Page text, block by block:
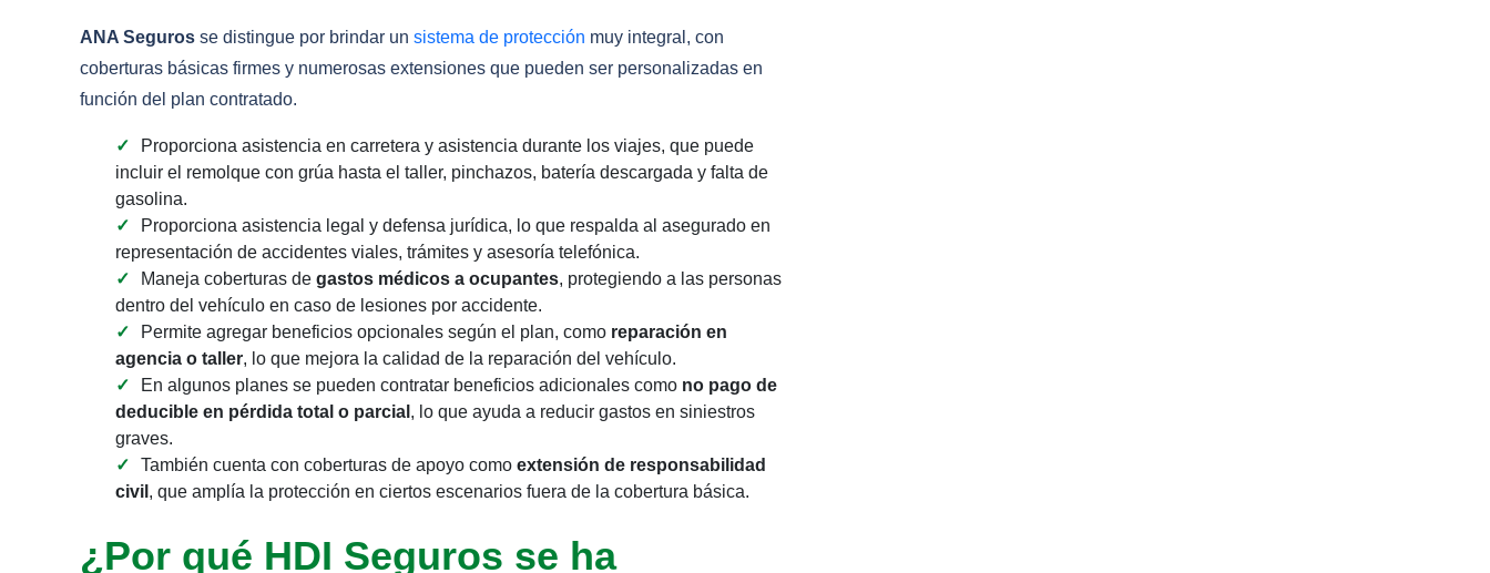
ANA Seguros se distingue por brindar un sistema de protección muy integral, con
coberturas básicas firmes y numerosas extensiones que pueden ser personalizadas en
función del plan contratado.
Proporciona asistencia en carretera y asistencia durante los viajes, que puede
incluir el remolque con grúa hasta el taller, pinchazos, batería descargada y falta de
gasolina.
Proporciona asistencia legal y defensa jurídica, lo que respalda al asegurado en
representación de accidentes viales, trámites y asesoría telefónica.
Maneja coberturas de gastos médicos a ocupantes, protegiendo a las personas
dentro del vehículo en caso de lesiones por accidente.
Permite agregar beneficios opcionales según el plan, como reparación en
agencia o taller, lo que mejora la calidad de la reparación del vehículo.
En algunos planes se pueden contratar beneficios adicionales como no pago de
deducible en pérdida total o parcial , lo que ayuda a reducir gastos en siniestros
graves.
También cuenta con coberturas de apoyo como extensión de responsabilidad
civil , que amplía la protección en ciertos escenarios fuera de la cobertura básica.
¿Por qué HDI Seguros se ha